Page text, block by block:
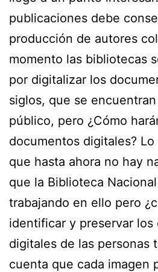
publicaciones debe
producción de autores
momento las bibliotecas
por digitalizar los
siglos, que se
público, pero ¿Cómo
documentos digitales?
que hasta ahora no hay
que la Biblioteca
trabajando en ello pero
identificar y preservar los
digitales de las personas
cuenta que cada imagen